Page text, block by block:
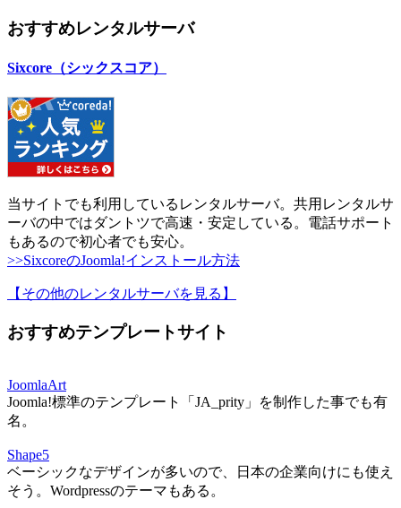
おすすめレンタルサーバ
Sixcore（シックスコア）
当サイトでも利用しているレンタルサーバ。共用レンタルサ
ーバの中ではダントツで高速・安定している。電話サポート
もあるので初心者でも安心。
>>SixcoreのJoomla!インストール方法
【その他のレンタルサーバを見る 】
おすすめテンプレートサイト
JoomlaArt
Joomla!標準のテンプレート「JA_prity」を制作した事でも有
名。
Shape5
ベーシックなデザインが多いので、日本の企業向けにも使え
そう。Wordpressのテーマもある。